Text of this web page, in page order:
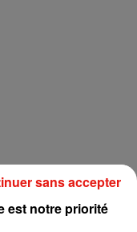
est notre priorité
sans accepter